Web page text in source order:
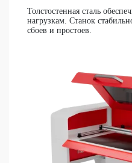
Толстостенная сталь
нагрузкам. Станок
сбоев и простоев.